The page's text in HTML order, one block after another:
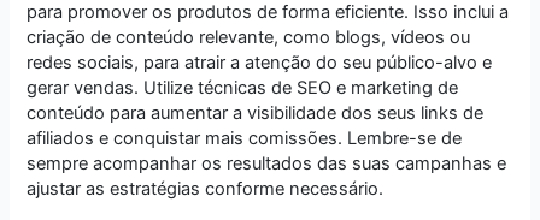
para promover os produtos de forma eficiente. Isso inclui a
criação de conteúdo relevante, como blogs, vídeos ou
redes sociais, para atrair a atenção do seu público-alvo e
gerar vendas. Utilize técnicas de SEO e marketing de
conteúdo para aumentar a visibilidade dos seus links de
afiliados e conquistar mais comissões. Lembre-se de
sempre acompanhar os resultados das suas campanhas e
ajustar as estratégias conforme necessário.